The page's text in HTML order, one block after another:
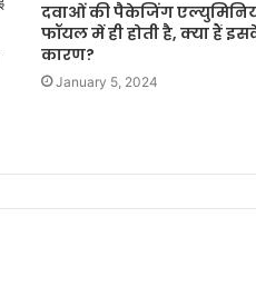
दवाओं की पैकेजिंग
फॉयल में ही होती है, क्या हैं
कारण?
January 5, 2024